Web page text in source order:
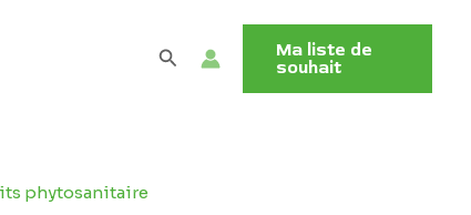
RechercherMa liste de
souhait
phytosanitaire